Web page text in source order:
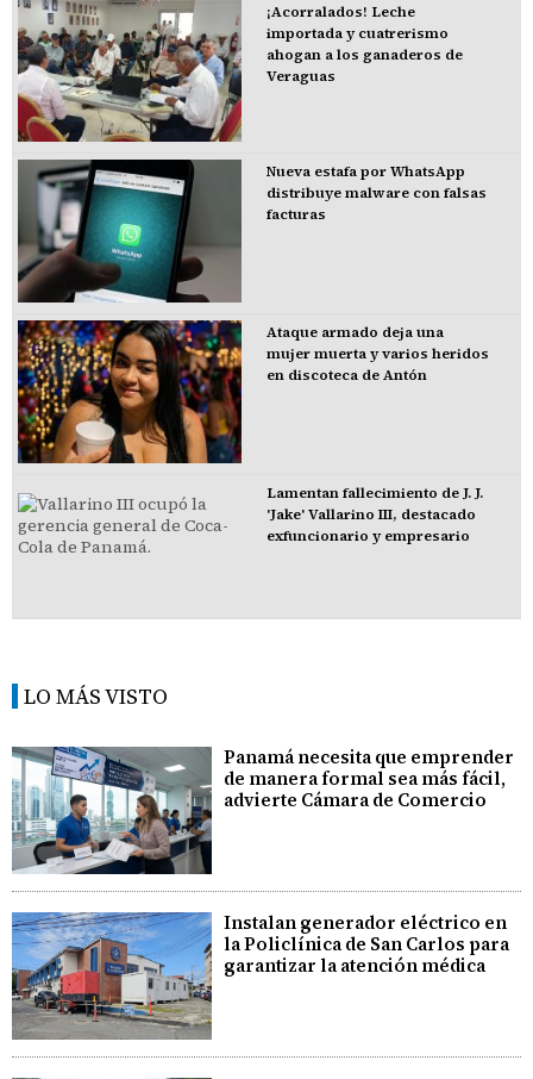
¡Acorralados! Leche
importada y cuatrerismo
ahogan a los ganaderos de
Veraguas
Nueva estafa por WhatsApp
distribuye malware con falsas
facturas
Ataque armado deja una
mujer muerta y varios heridos
en discoteca de Antón
Lamentan fallecimiento de J. J.
'Jake' Vallarino III, destacado
exfuncionario y empresario
LO MÁS VISTO
Panamá necesita que emprender
de manera formal sea más fácil,
advierte Cámara de Comercio
Instalan generador eléctrico en
la Policlínica de San Carlos para
garantizar la atención médica